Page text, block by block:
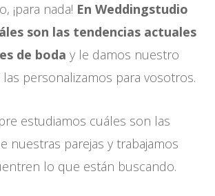
¡para nada! En Weddingstudio
son las tendencias actuales
de boda y le damos nuestro
personalizamos para vosotros.
estudiamos cuáles son las
nuestras parejas y trabajamos
lo que están buscando.